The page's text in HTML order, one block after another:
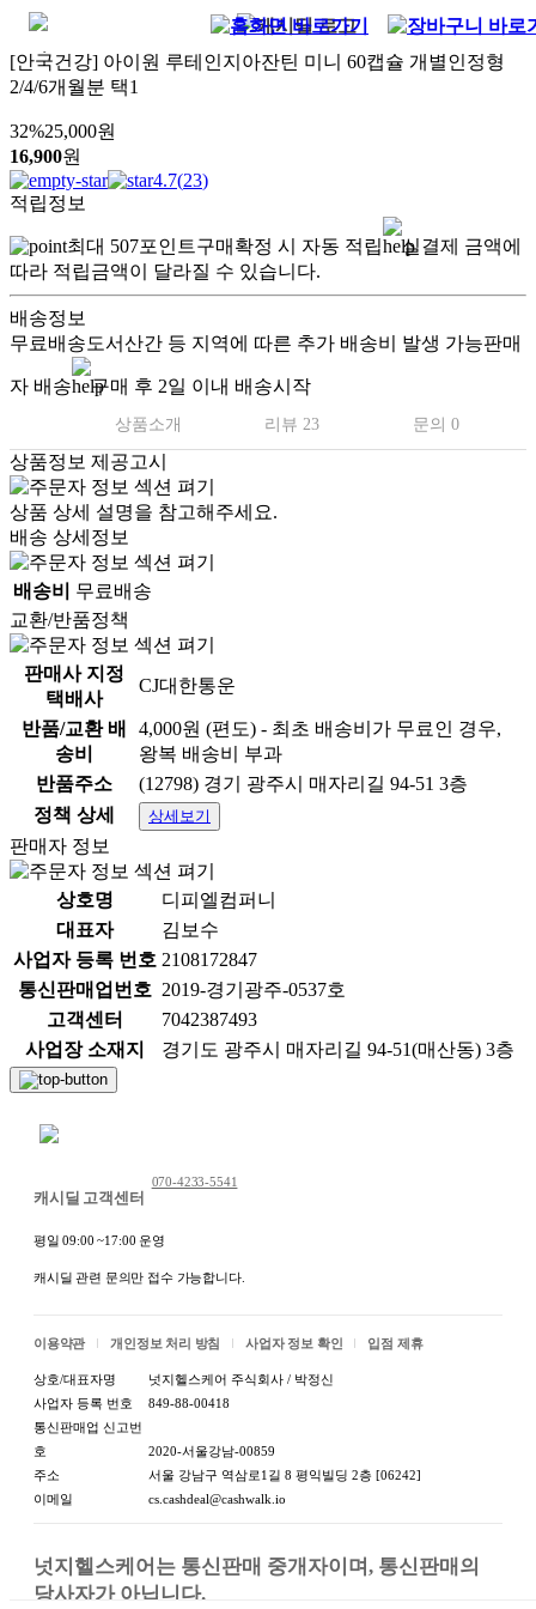
[안국건강] 아이원 루테인지아잔틴 미니 60캡슐 개별인정형
2/4/6개월분 택1
32%25,000원
16,900원
4.7(23)
적립정보
최대 507포인트구매확정 시 자동 적립
실결제 금액에
따라 적립금액이 달라질 수 있습니다.
배송정보
무료배송도서산간 등 지역에 따른 추가 배송비 발생 가능판매
자 배송 구매 후 2일 이내 배송시작
상품소개 리뷰 23 문의 0
상품정보 제공고시
상품 상세 설명을 참고해주세요.
배송 상세정보
배송비
무료배송
교환/반품정책
판매사 지정
택배사
CJ대한통운
반품/교환 배
송비
4,000원 (편도) - 최초 배송비가 무료인 경우,
왕복 배송비 부과
반품주소
(12798) 경기 광주시 매자리길 94-51 3층
정책 상세
상세보기
판매자 정보
상호명
디피엘컴퍼니
대표자
김보수
사업자 등록 번호 2108172847
통신판매업번호 2019-경기광주-0537호
고객센터
7042387493
사업장 소재지
경기도 광주시 매자리길 94-51(매산동) 3층
캐시딜 고객센터
070-4233-5541
평일 09:00 ~17:00 운영
캐시딜 관련 문의만 접수 가능합니다.
이용약관 개인정보 처리 방침 사업자 정보 확인 입점 제휴
상호/대표자명
넛지헬스케어 주식회사 / 박정신
사업자 등록 번호
849-88-00418
통신판매업 신고번
호
2020-서울강남-00859
주소
서울 강남구 역삼로1길 8 평익빌딩 2층 [06242]
이메일
cs.cashdeal@cashwalk.io
넛지헬스케어는 통신판매 중개자이며, 통신판매의
당사자가 아닙니다.